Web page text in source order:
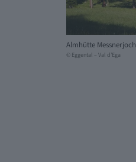
Almhütte Messnerjoch
© Eggental – Val d’Ega